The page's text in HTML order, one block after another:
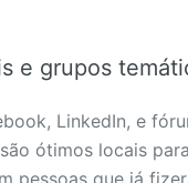
e grupos
LinkedIn, e
ótimos locais